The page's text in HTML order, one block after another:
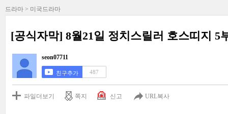
드라마 > 미국드라마
[공식자막] 8월21일 정치스릴러 호스띠지 5
seon07711
친구추가 487
파일더보기 쪽지 신고 URL복사